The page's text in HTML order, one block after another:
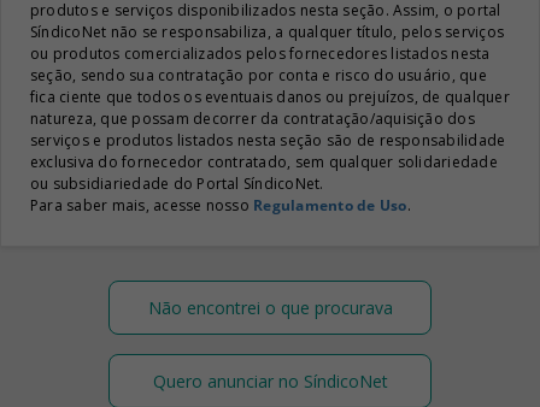
produtos e serviços disponibilizados nesta seção. Assim, o portal
SíndicoNet não se responsabiliza, a qualquer título, pelos serviços
ou produtos comercializados pelos fornecedores listados nesta
seção, sendo sua contratação por conta e risco do usuário, que
fica ciente que todos os eventuais danos ou prejuízos, de qualquer
natureza, que possam decorrer da contratação/aquisição dos
serviços e produtos listados nesta seção são de responsabilidade
exclusiva do fornecedor contratado, sem qualquer solidariedade
ou subsidiariedade do Portal SíndicoNet.
Para saber mais, acesse nosso Regulamento de Uso.
Não encontrei o que procurava
Quero anunciar no SíndicoNet